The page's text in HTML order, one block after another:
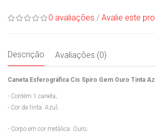
0 avaliações / Avalie este
Descrição Avaliações (0)
Caneta Esferográfica Cis Spiro Gem Ouro Tinta
- Contém 1 caneta;
- Cor da tinta: Azul;
- Corpo em cor metálica: Ouro;